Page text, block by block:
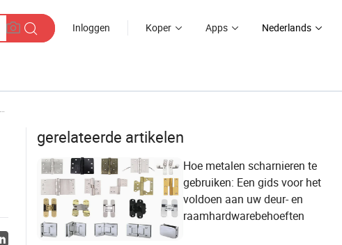
Inloggen Koper Apps Nederlands
gerelateerde artikelen
Hoe metalen scharnieren te
gebruiken: Een gids voor het
voldoen aan uw deur- en
raamhardwarebehoeften